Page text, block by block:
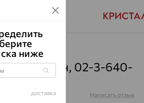
Аметрин
аметрин, 02-3-640-
Написать отзыв
ниже
доставка